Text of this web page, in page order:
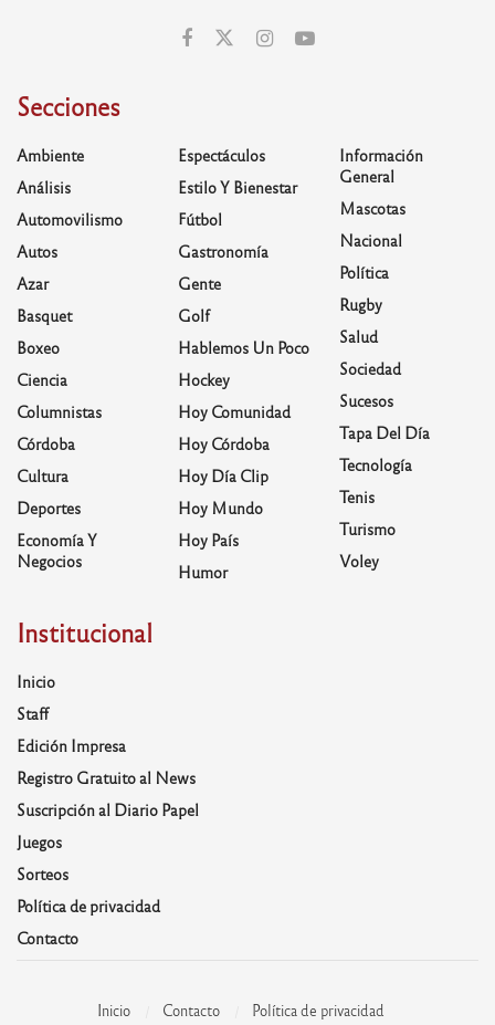
Secciones
Ambiente
Análisis
Automovilismo
Autos
Azar
Basquet
Boxeo
Ciencia
Columnistas
Córdoba
Cultura
Deportes
Economía Y
Negocios
Espectáculos
Estilo Y Bienestar
Fútbol
Gastronomía
Gente
Golf
Hablemos Un Poco
Hockey
Hoy Comunidad
Hoy Córdoba
Hoy Día Clip
Hoy Mundo
Hoy País
Humor
Información
General
Mascotas
Nacional
Política
Rugby
Salud
Sociedad
Sucesos
Tapa Del Día
Tecnología
Tenis
Turismo
Voley
Institucional
Inicio
Staff
Edición Impresa
Registro Gratuito al News
Suscripción al Diario Papel
Juegos
Sorteos
Política de privacidad
Contacto
Inicio Contacto Política de privacidad